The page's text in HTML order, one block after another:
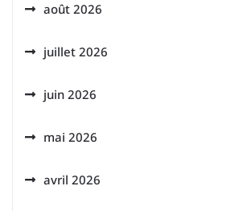
août 2026
juillet 2026
juin 2026
mai 2026
avril 2026